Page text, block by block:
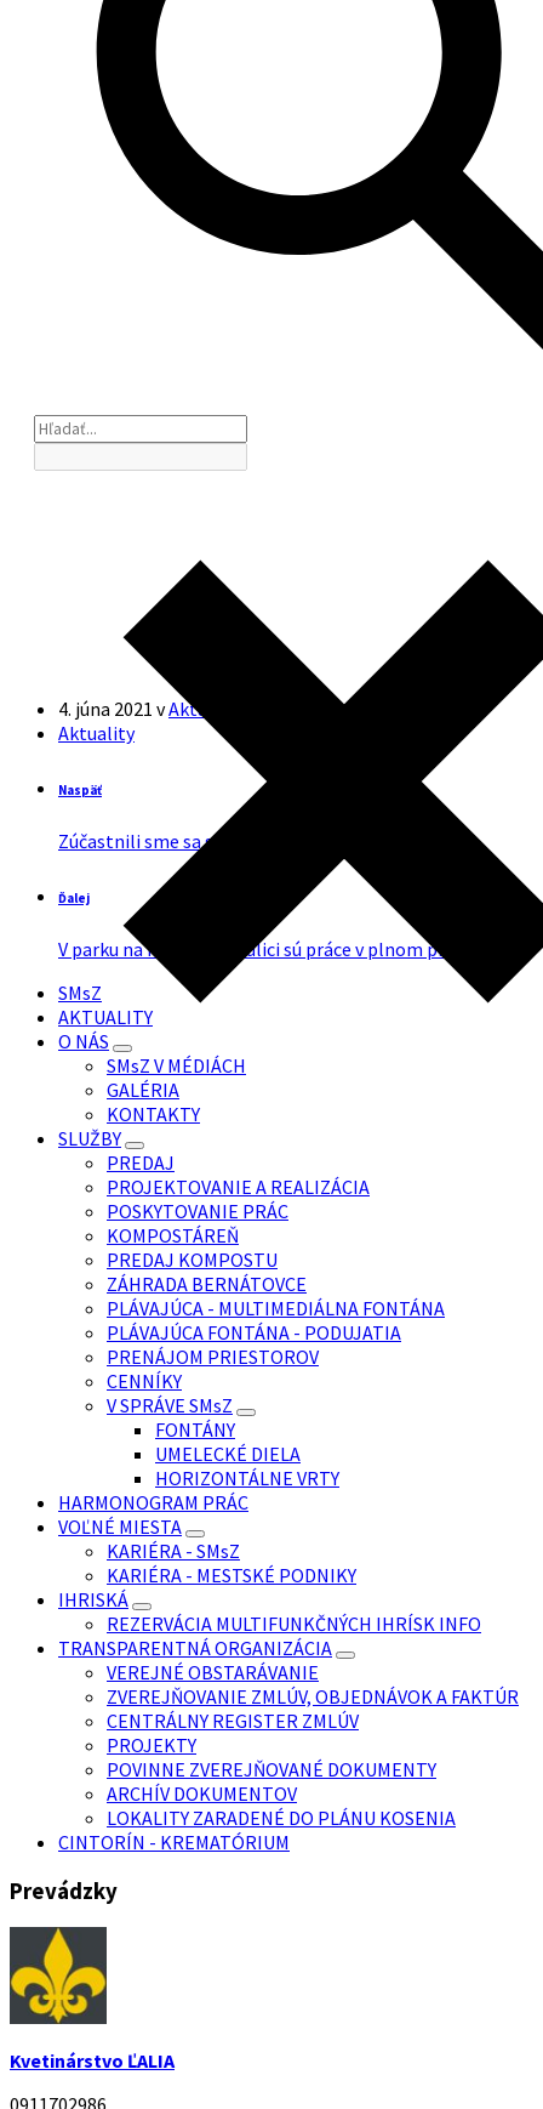
4. júna 2021 vAktuality
Aktuality
Naspäť
Zúčastnili sme sa stretnutia s občanmi
Ďalej
V parku na Moyzesovej ulici sú práce v plnom prúde
SMsZ
AKTUALITY
O NÁS
SMsZ V MÉDIÁCH
GALÉRIA
KONTAKTY
SLUŽBY
PREDAJ
PROJEKTOVANIE A REALIZÁCIA
POSKYTOVANIE PRÁC
KOMPOSTÁREŇ
PREDAJ KOMPOSTU
ZÁHRADA BERNÁTOVCE
PLÁVAJÚCA - MULTIMEDIÁLNA FONTÁNA
PLÁVAJÚCA FONTÁNA - PODUJATIA
PRENÁJOM PRIESTOROV
CENNÍKY
V SPRÁVE SMsZ
FONTÁNY
UMELECKÉ DIELA
HORIZONTÁLNE VRTY
HARMONOGRAM PRÁC
VOĽNÉ MIESTA
KARIÉRA - SMsZ
KARIÉRA - MESTSKÉ PODNIKY
IHRISKÁ
REZERVÁCIA MULTIFUNKČNÝCH IHRÍSK INFO
TRANSPARENTNÁ ORGANIZÁCIA
VEREJNÉ OBSTARÁVANIE
ZVEREJŇOVANIE ZMLÚV, OBJEDNÁVOK A FAKTÚR
CENTRÁLNY REGISTER ZMLÚV
PROJEKTY
POVINNE ZVEREJŇOVANÉ DOKUMENTY
ARCHÍV DOKUMENTOV
LOKALITY ZARADENÉ DO PLÁNU KOSENIA
CINTORÍN - KREMATÓRIUM
Prevádzky
Kvetinárstvo ĽALIA